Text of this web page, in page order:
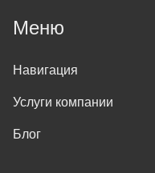
Меню
Навигация
Услуги компании
Блог